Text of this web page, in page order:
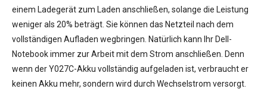
einem Ladegerät zum Laden anschließen, solange die Leistung
weniger als 20% beträgt. Sie können das Netzteil nach dem
vollständigen Aufladen wegbringen. Natürlich kann Ihr Dell-
Notebook immer zur Arbeit mit dem Strom anschließen. Denn
wenn derY027C-Akku vollständig aufgeladen ist, verbraucht er
keinen Akku mehr, sondern wird durch Wechselstrom versorgt.